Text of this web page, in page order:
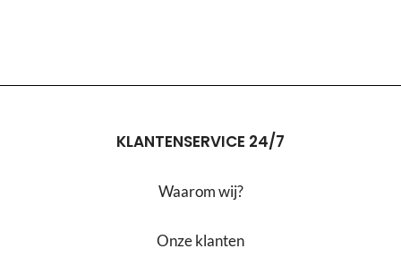
KLANTENSERVICE 24/7
Waarom wij?
Onze klanten